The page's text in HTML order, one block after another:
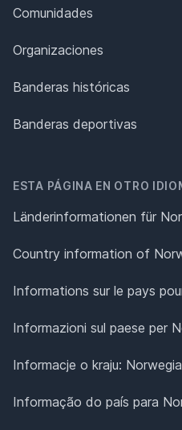
Comunidades
Organizaciones
Banderas históricas
Banderas deportivas
ESTA PÁGINA EN OTRO
Länderinformationen für
Country information of
Informations sur le pays
Informazioni sul paese per
Informacje o kraju: Norwegia
Informação do país para